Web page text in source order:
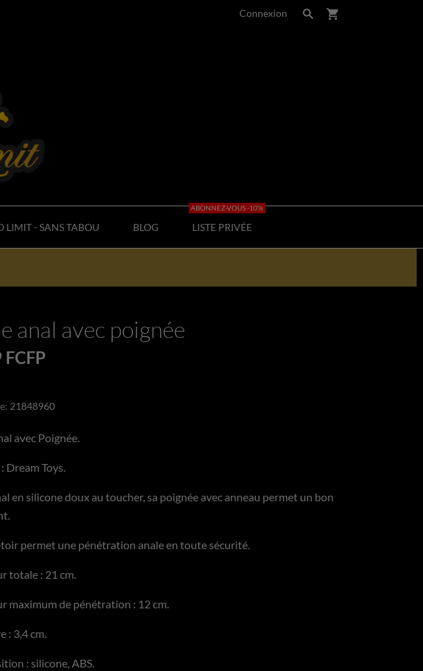
Connexion  shopping_cart
LIMIT - SANS TABOU BLOG LISTE PRIVÉE
ABONNEZ-VOUS -10%
anal avec poignée
FCFP
21848960
avec Poignée.
Dream Toys.
en silicone doux au toucher, sa poignée avec anneau permet un bon
permet une pénétration anale en toute sécurité.
totale : 21 cm.
maximum de pénétration : 12 cm.
: 3,4 cm.
: silicone, ABS.